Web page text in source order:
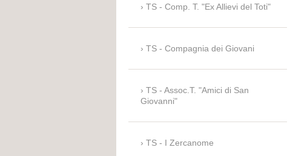
TS - Comp. T. "Ex Allievi del Toti"
TS - Compagnia dei Giovani
TS - Assoc.T. "Amici di San
Giovanni"
TS - I Zercanome